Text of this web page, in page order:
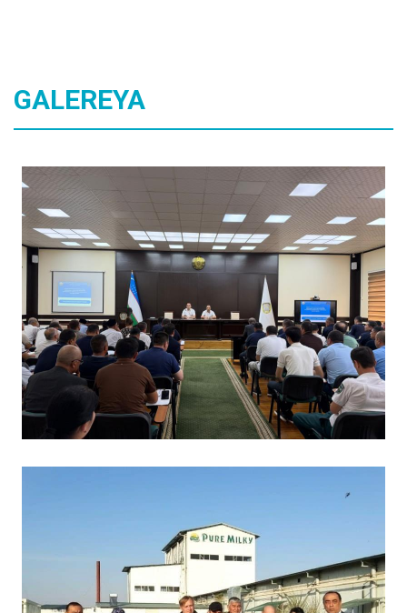
GALEREYA